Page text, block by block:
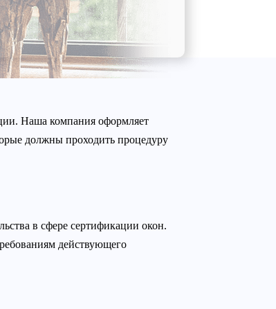
Наша компания оформляет
должны проходить процедуру
в сфере сертификации окон.
действующего